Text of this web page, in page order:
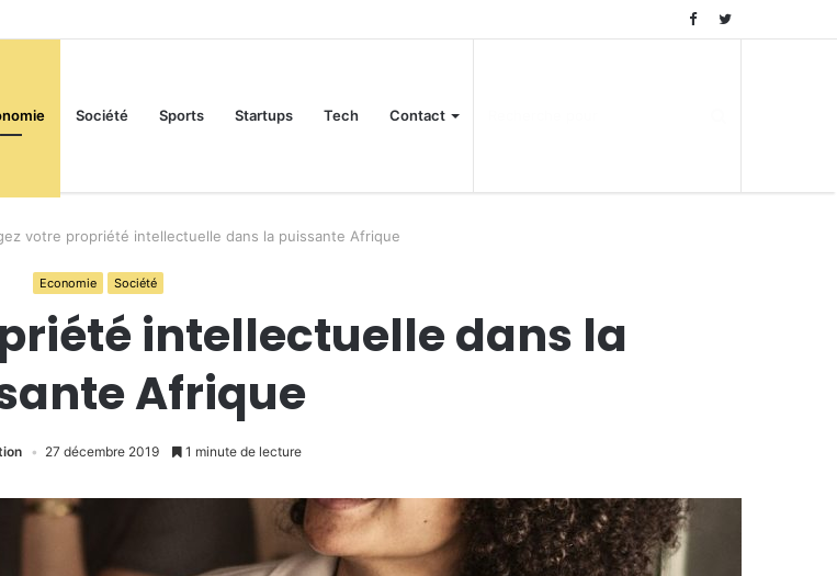
Société Sports Startups Tech Contact
votre propriété intellectuelle dans la puissante Afrique
Economie Société
intellectuelle dans la
Afrique
27 décembre 2019 1 minute de lecture